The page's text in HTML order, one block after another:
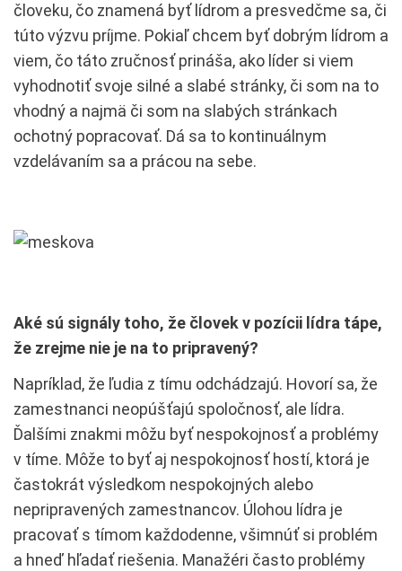
človeku, čo znamená byť lídrom a presvedčme sa, či
túto výzvu príjme. Pokiaľ chcem byť dobrým lídrom a
viem, čo táto zručnosť prináša, ako líder si viem
vyhodnotiť svoje silné a slabé stránky, či som na to
vhodný a najmä či som na slabých stránkach
ochotný popracovať. Dá sa to kontinuálnym
vzdelávaním sa a prácou na sebe.
Aké sú signály toho, že človek v pozícii lídra tápe,
že zrejme nie je na to pripravený?
Napríklad, že ľudia z tímu odchádzajú. Hovorí sa, že
zamestnanci neopúšťajú spoločnosť, ale lídra.
Ďalšími znakmi môžu byť nespokojnosť a problémy
v tíme. Môže to byť aj nespokojnosť hostí, ktorá je
častokrát výsledkom nespokojných alebo
nepripravených zamestnancov. Úlohou lídra je
pracovať s tímom každodenne, všimnúť si problém
a hneď hľadať riešenia. Manažéri často problémy